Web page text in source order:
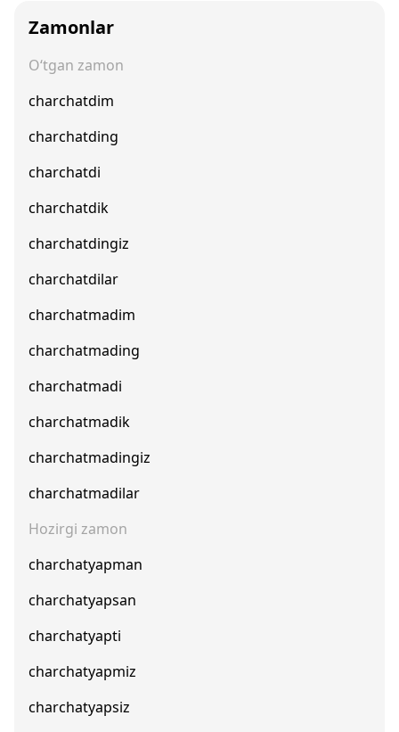
Zamonlar
O‘tgan zamon
charchatdim
charchatding
charchatdi
charchatdik
charchatdingiz
charchatdilar
charchatmadim
charchatmading
charchatmadi
charchatmadik
charchatmadingiz
charchatmadilar
Hozirgi zamon
charchatyapman
charchatyapsan
charchatyapti
charchatyapmiz
charchatyapsiz